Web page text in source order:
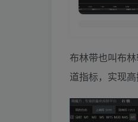
布林带也叫布
道指标，实现